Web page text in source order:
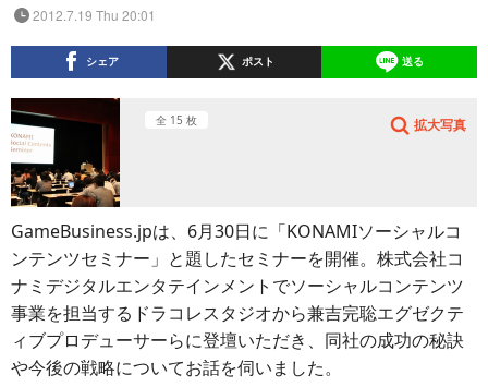
2012.7.19 Thu 20:01
シェア ポスト 送る
全 15 枚 拡大写真
GameBusiness.jpは、6月30日に「KONAMIソーシャルコ
ンテンツセミナー」と題したセミナーを開催。株式会社コ
ナミデジタルエンタテインメントでソーシャルコンテンツ
事業を担当するドラコレスタジオから兼吉完聡エグゼクテ
ィブプロデューサーらに登壇いただき、同社の成功の秘訣
や今後の戦略についてお話を伺いました。